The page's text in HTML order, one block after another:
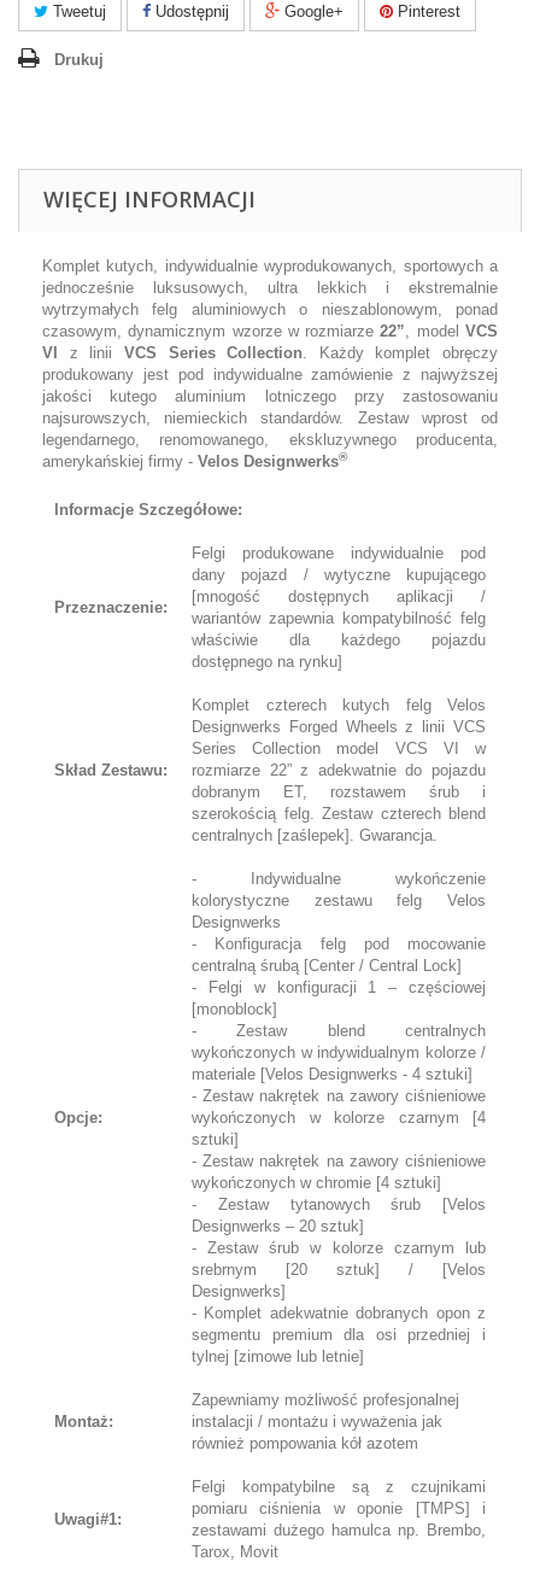
Tweetuj Udostępnij Google+ Pinterest
Drukuj
WIĘCEJ INFORMACJI
Komplet kutych, indywidualnie wyprodukowanych, sportowych a
jednocześnie luksusowych, ultra lekkich i ekstremalnie
wytrzymałych felg aluminiowych o nieszablonowym, ponad
czasowym, dynamicznym wzorze w rozmiarze22”, modelVCS
VI
z linii VCS Series Collection. Każdy komplet obręczy
produkowany jest pod indywidualne zamówienie z najwyższej
jakości kutego aluminium lotniczego przy zastosowaniu
najsurowszych, niemieckich standardów. Zestaw wprost od
legendarnego, renomowanego, ekskluzywnego producenta,
amerykańskiej firmy - Velos Designwerks®
Informacje Szczegółowe:
Przeznaczenie:
Felgi produkowane indywidualnie pod
dany pojazd / wytyczne kupującego
[mnogość dostępnych aplikacji /
wariantów zapewnia kompatybilność felg
właściwie dla każdego pojazdu
dostępnego na rynku]
Skład Zestawu:
Komplet czterech kutych felg Velos
Designwerks Forged Wheels z linii VCS
Series Collection model VCS VI w
rozmiarze 22” z adekwatnie do pojazdu
dobranym ET, rozstawem śrub i
szerokością felg. Zestaw czterech blend
centralnych [zaślepek]. Gwarancja.
Opcje:
- Indywidualne wykończenie
kolorystyczne zestawu felg Velos
Designwerks
- Konfiguracja felg pod mocowanie
centralną śrubą [Center / Central Lock]
- Felgi w konfiguracji 1 – częściowej
[monoblock]
- Zestaw blend centralnych
wykończonych w indywidualnym kolorze /
materiale [Velos Designwerks - 4 sztuki]
- Zestaw nakrętek na zawory ciśnieniowe
wykończonych w kolorze czarnym [4
sztuki]
- Zestaw nakrętek na zawory ciśnieniowe
wykończonych w chromie [4 sztuki]
- Zestaw tytanowych śrub [Velos
Designwerks – 20 sztuk]
- Zestaw śrub w kolorze czarnym lub
srebrnym [20 sztuk] / [Velos
Designwerks]
- Komplet adekwatnie dobranych opon z
segmentu premium dla osi przedniej i
tylnej [zimowe lub letnie]
Montaż:
Zapewniamy możliwość profesjonalnej
instalacji / montażu i wyważenia jak
również pompowania kół azotem
Uwagi#1:
Felgi kompatybilne są z czujnikami
pomiaru ciśnienia w oponie [TMPS] i
zestawami dużego hamulca np. Brembo,
Tarox, Movit